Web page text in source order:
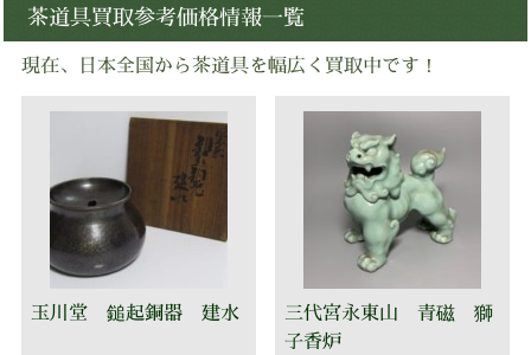
茶道具買取参考価格情報一覧
現在、日本全国から茶道具を幅広く買取中です！
玉川堂 鎚起銅器 建水
三代宮永東山 青磁 獅
子香炉